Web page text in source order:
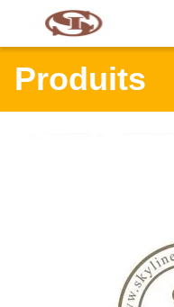
Produits